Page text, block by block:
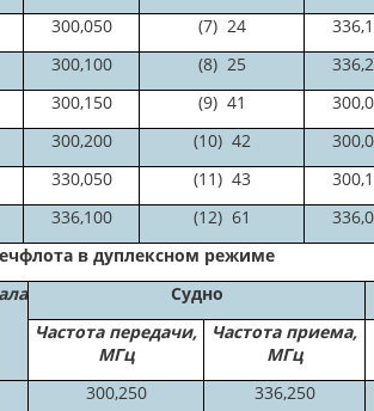
300,050 (7) 24
300,100 (8) 25
300,150 (9) 41
300,200 (10) 42
330,050 (11) 43
336,100 (12) 61
в дуплексном режиме
Судно
Частота передачи,
МГц
Частота приема,
МГц
300,250
336,250